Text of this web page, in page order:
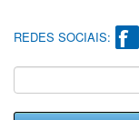
REDES SOCIAIS: